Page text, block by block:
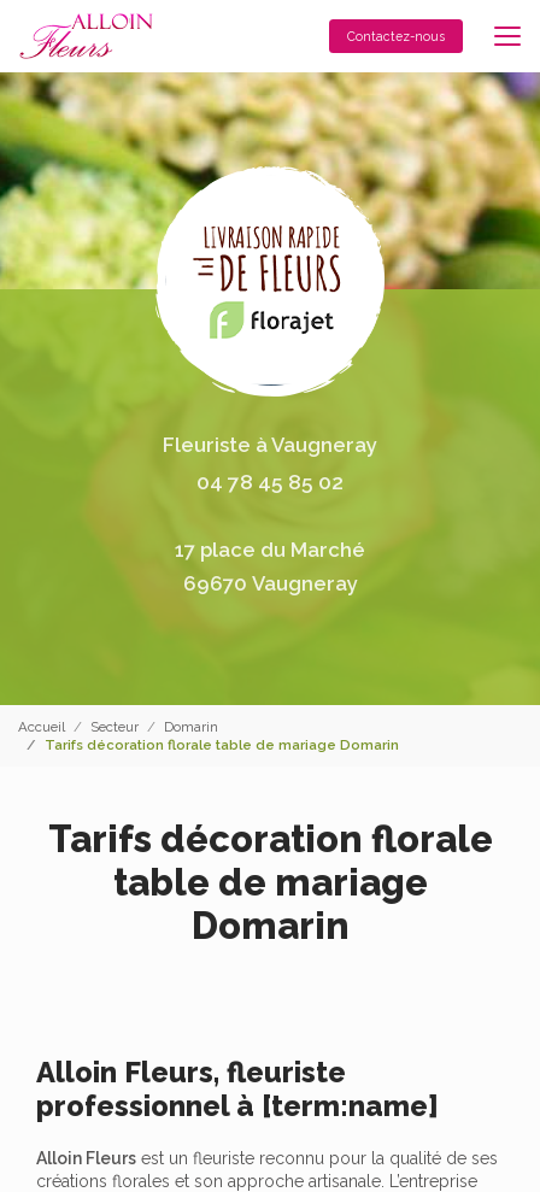
contenu
principal
Contactez-nous
Fleuriste à Vaugneray
04 78 45 85 02
17 place du Marché
69670 Vaugneray
Accueil Secteur
Domarin
Tarifs décoration florale table de mariage Domarin
Tarifs décoration florale
table de mariage
Domarin
Alloin Fleurs, fleuriste
professionnel à [term:name]
Alloin Fleurs est un fleuriste reconnu pour la qualité de ses
créations florales et son approche artisanale. L’entreprise